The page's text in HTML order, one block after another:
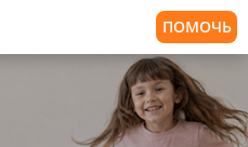
ПОМОЧЬ